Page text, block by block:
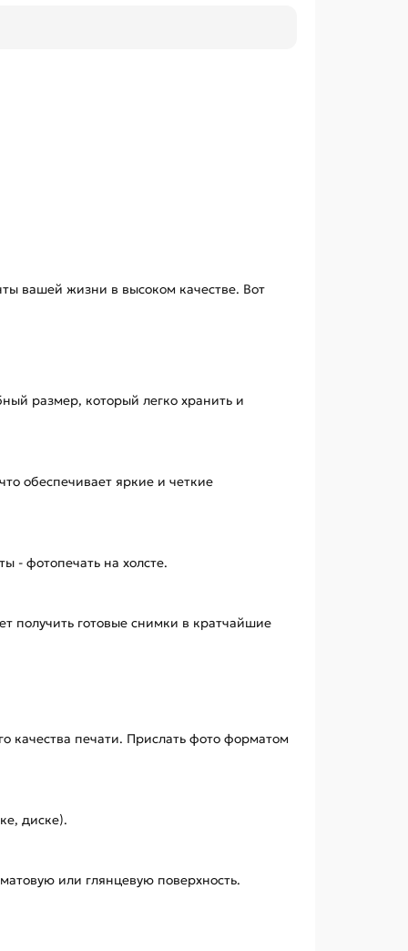
вашей жизни в высоком качестве. Вот
размер, который легко хранить и
обеспечивает яркие и четкие
- фотопечать на холсте.
получить готовые снимки в кратчайшие
качества печати. Прислать фото форматом
диске).
или глянцевую поверхность.